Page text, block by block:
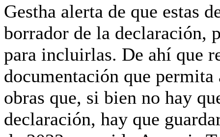
Gestha alerta de que estas
borrador de la declaración,
para incluirlas. De ahí que
documentación que
obras que, si bien no hay
declaración, hay que